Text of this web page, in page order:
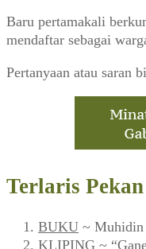
Baru pertamakali
mendaftar sebagai
Pertanyaan atau saran
Terlaris
BUKU ~
KLIPING ~